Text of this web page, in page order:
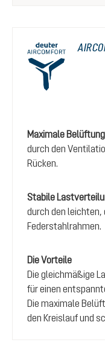
Maximale Belüftung
durch den
Rücken.
Stabile
durch den
Federstahlrahmen.
Die Vorteile
Die gleichmäßige
für einen
Die maximale
den Kreislauf und